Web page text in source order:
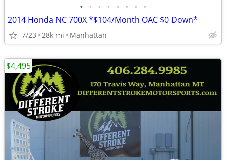
• • • • • • • •
2014 Honda NC 700X *$104/Month OAC $0 Down*
7/23 28k mi Manhattan
$4,495